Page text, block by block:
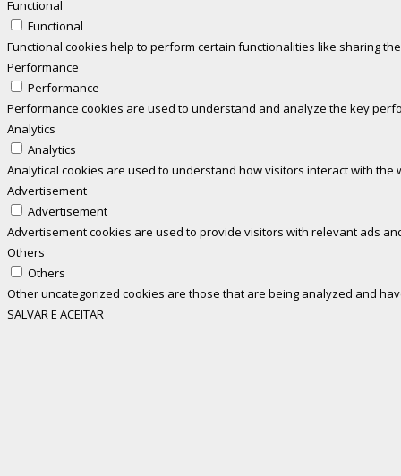
Functional
Functional
Functional cookies help to perform certain functionalities like sharing
Performance
Performance
Performance cookies are used to understand and analyze the key
Analytics
Analytics
Analytical cookies are used to understand how visitors interact with
Advertisement
Advertisement
Advertisement cookies are used to provide visitors with relevant ads
Others
Others
Other uncategorized cookies are those that are being analyzed and
SALVAR E ACEITAR